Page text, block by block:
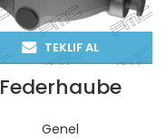
TEKLIF AL
Federhaube
Genel